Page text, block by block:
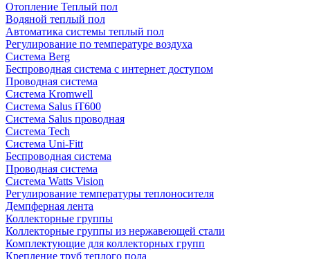
Отопление Теплый пол
Водяной теплый пол
Автоматика системы теплый пол
Регулирование по температуре воздуха
Система Berg
Беспроводная система с интернет доступом
Проводная система
Система Kromwell
Система Salus iT600
Система Salus проводная
Система Tech
Система Uni-Fitt
Беспроводная система
Проводная система
Система Watts Vision
Регулирование температуры теплоносителя
Демпферная лента
Коллекторные группы
Коллекторные группы из нержавеющей стали
Комплектующие для коллекторных групп
Крепление труб теплого пола